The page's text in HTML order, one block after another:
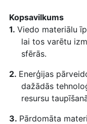
Kopsavilkums
1. Viedo materiālu
lai tos varētu
sfērās.
2. Enerģijas
dažādās
resursu
3. Pārdomāta